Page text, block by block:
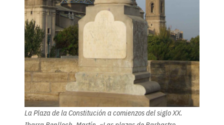
La Plaza de la Constitución a comienzos del siglo XX.